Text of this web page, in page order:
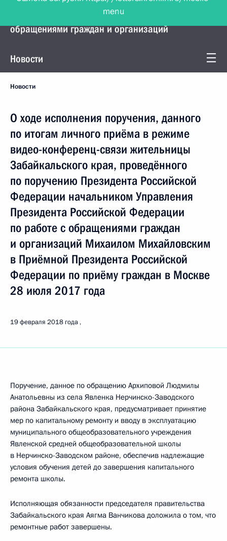
Управление Президента по работе с
обращениями граждан и организаций
Новости
Новости
О ходе исполнения поручения, данного
по итогам личного приёма в режиме
видео-конференц-связи жительницы
Забайкальского края, проведённого
по поручению Президента Российской
Федерации начальником Управления
Президента Российской Федерации
по работе с обращениями граждан
и организаций Михаилом Михайловским
в Приёмной Президента Российской
Федерации по приёму граждан в Москве
28 июля 2017 года
19 февраля 2018 года
Поручение, данное по обращению Архиповой Людмилы
Анатольевны из села Явленка Нерчинско-Заводского
района Забайкальского края, предусматривает принятие
мер по капитальному ремонту и вводу в эксплуатацию
муниципального общеобразовательного учреждения
Явленской средней общеобразовательной школы
в Нерчинско-Заводском районе, обеспечив надлежащие
условия обучения детей до завершения капитального
ремонта школы.
Исполняющая обязанности председателя правительства
Забайкальского края Аягма Ванчикова доложила о том, что
ремонтные работ завершены.
menu